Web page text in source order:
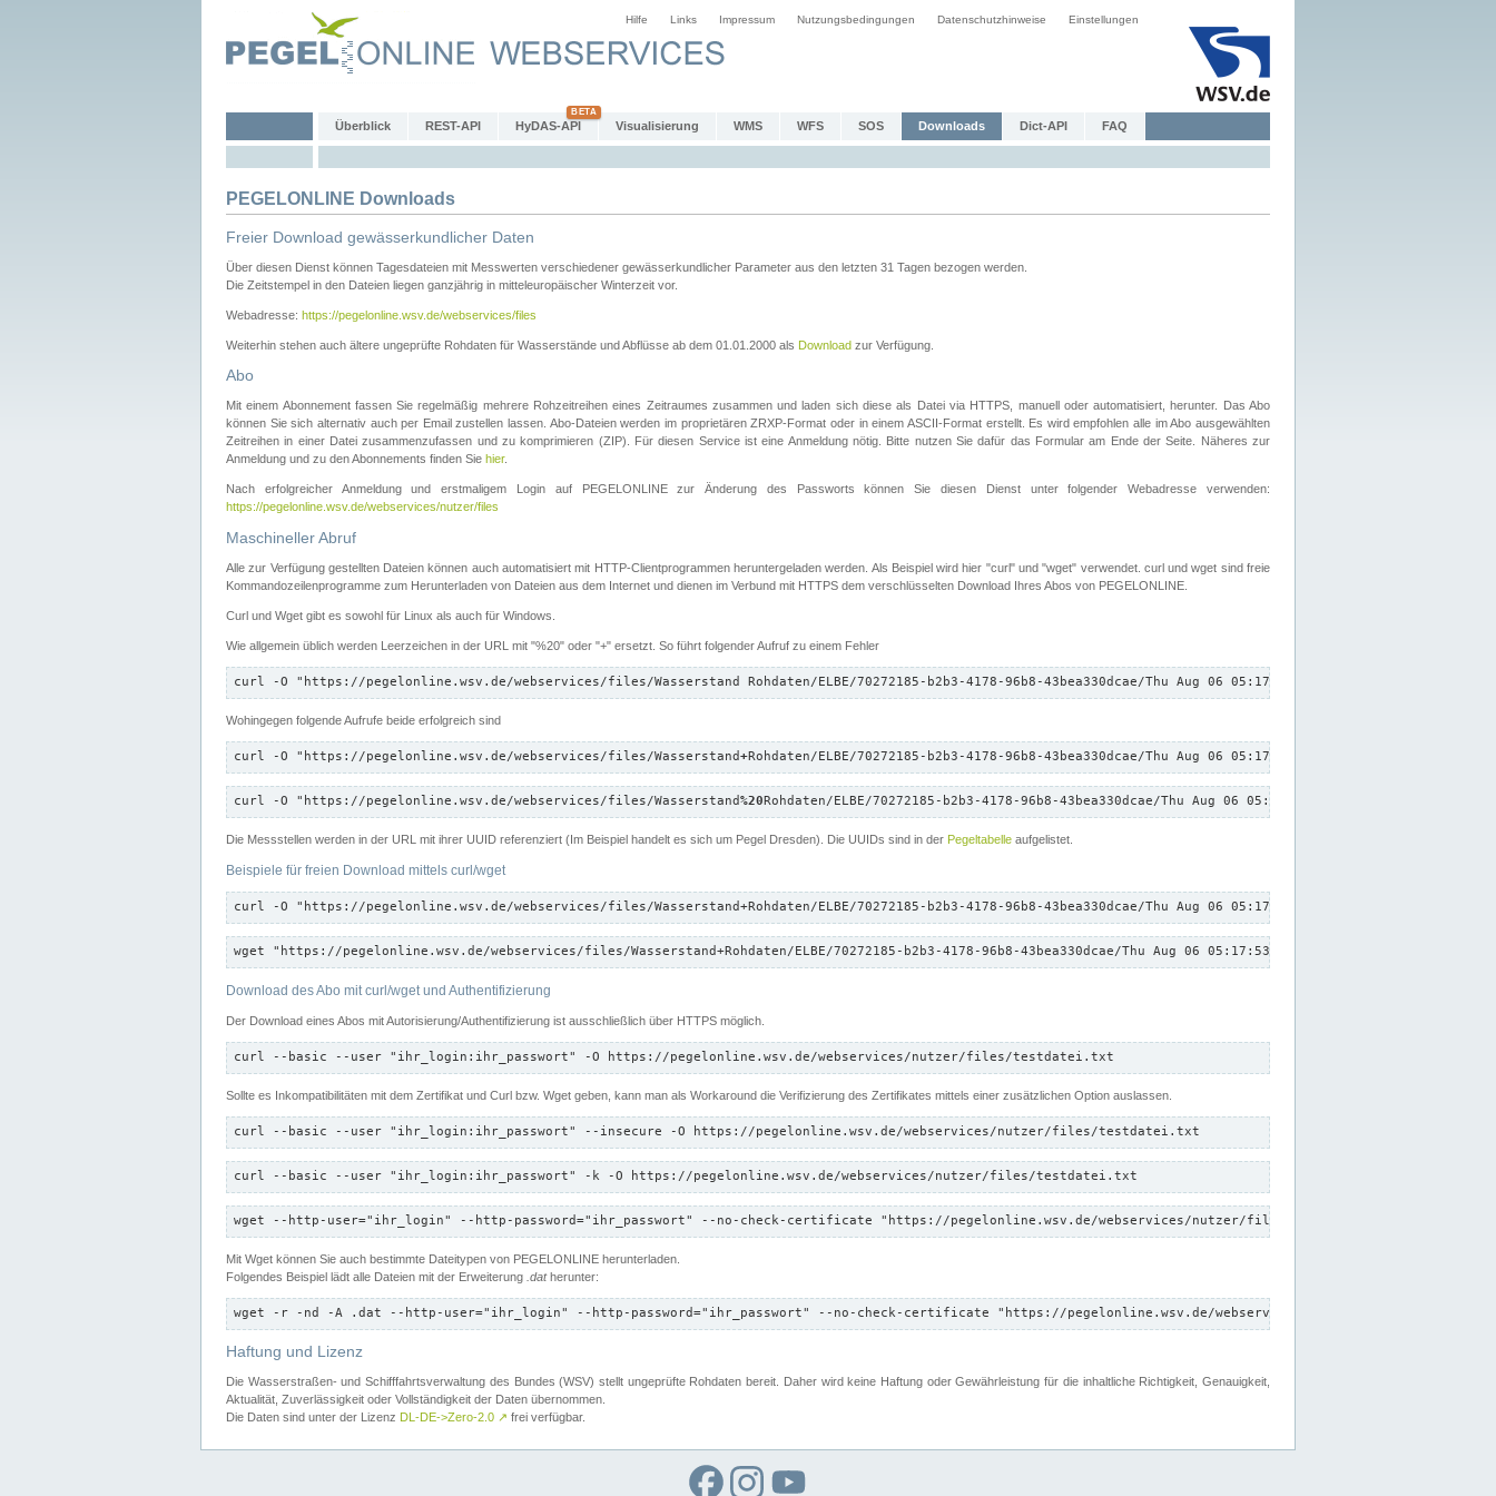
Hilfe Links Impressum Nutzungsbedingungen Datenschutzhinweise Einstellungen
Überblick REST-API HyDAS-API Visualisierung WMS WFS SOS Downloads Dict-API FAQ
PEGELONLINE Downloads
Freier Download gewässerkundlicher Daten
Über diesen Dienst können Tagesdateien mit Messwerten verschiedener gewässerkundlicher Parameter aus den letzten 31 Tagen bezogen werden.
Die Zeitstempel in den Dateien liegen ganzjährig in mitteleuropäischer Winterzeit vor.
Webadresse: https://pegelonline.wsv.de/webservices/files
Weiterhin stehen auch ältere ungeprüfte Rohdaten für Wasserstände und Abflüsse ab dem 01.01.2000 als Download zur Verfügung.
Abo
Mit einem Abonnement fassen Sie regelmäßig mehrere Rohzeitreihen eines Zeitraumes zusammen und laden sich diese als Datei via HTTPS, manuell oder automatisiert, herunter. Das Abo
können Sie sich alternativ auch per Email zustellen lassen. Abo-Dateien werden im proprietären ZRXP-Format oder in einem ASCII-Format erstellt. Es wird empfohlen alle im Abo ausgewählten
Zeitreihen in einer Datei zusammenzufassen und zu komprimieren (ZIP). Für diesen Service ist eine Anmeldung nötig. Bitte nutzen Sie dafür das Formular am Ende der Seite. Näheres zur
Anmeldung und zu den Abonnements finden Sie hier.
Nach erfolgreicher Anmeldung und erstmaligem Login auf PEGELONLINE zur Änderung des Passworts können Sie diesen Dienst unter folgender Webadresse verwenden:
https://pegelonline.wsv.de/webservices/nutzer/files
Maschineller Abruf
Alle zur Verfügung gestellten Dateien können auch automatisiert mit HTTP-Clientprogrammen heruntergeladen werden. Als Beispiel wird hier "curl" und "wget" verwendet. curl und wget sind freie
Kommandozeilenprogramme zum Herunterladen von Dateien aus dem Internet und dienen im Verbund mit HTTPS dem verschlüsselten Download Ihres Abos von PEGELONLINE.
Curl und Wget gibt es sowohl für Linux als auch für Windows.
Wie allgemein üblich werden Leerzeichen in der URL mit "%20" oder "+" ersetzt. So führt folgender Aufruf zu einem Fehler
curl -O "https://pegelonline.wsv.de/webservices/files/Wasserstand Rohdaten/ELBE/70272185-b2b3-4178-96b8-43bea330dcae/Thu Aug 06 05:17:53 CEST 2026/down.txt"
Wohingegen folgende Aufrufe beide erfolgreich sind
curl -O "https://pegelonline.wsv.de/webservices/files/Wasserstand+Rohdaten/ELBE/70272185-b2b3-4178-96b8-43bea330dcae/Thu Aug 06 05:17:53 CEST 2026/down.txt"
curl -O "https://pegelonline.wsv.de/webservices/files/Wasserstand%20Rohdaten/ELBE/70272185-b2b3-4178-96b8-43bea330dcae/Thu Aug 06 05:17:53 CEST 2026/down.txt"
Die Messstellen werden in der URL mit ihrer UUID referenziert (Im Beispiel handelt es sich um Pegel Dresden). Die UUIDs sind in der Pegeltabelle aufgelistet.
Beispiele für freien Download mittels curl/wget
curl -O "https://pegelonline.wsv.de/webservices/files/Wasserstand+Rohdaten/ELBE/70272185-b2b3-4178-96b8-43bea330dcae/Thu Aug 06 05:17:53 CEST 2026/down.txt"
wget "https://pegelonline.wsv.de/webservices/files/Wasserstand+Rohdaten/ELBE/70272185-b2b3-4178-96b8-43bea330dcae/Thu Aug 06 05:17:53 CEST 2026/down.txt"
Download des Abo mit curl/wget und Authentifizierung
Der Download eines Abos mit Autorisierung/Authentifizierung ist ausschließlich über HTTPS möglich.
curl --basic --user "ihr_login:ihr_passwort" -O https://pegelonline.wsv.de/webservices/nutzer/files/testdatei.txt
Sollte es Inkompatibilitäten mit dem Zertifikat und Curl bzw. Wget geben, kann man als Workaround die Verifizierung des Zertifikates mittels einer zusätzlichen Option auslassen.
curl --basic --user "ihr_login:ihr_passwort" --insecure -O https://pegelonline.wsv.de/webservices/nutzer/files/testdatei.txt
curl --basic --user "ihr_login:ihr_passwort" -k -O https://pegelonline.wsv.de/webservices/nutzer/files/testdatei.txt
wget --http-user="ihr_login" --http-password="ihr_passwort" --no-check-certificate "https://pegelonline.wsv.de/webservices/nutzer/files/testdatei.txt"
Mit Wget können Sie auch bestimmte Dateitypen von PEGELONLINE herunterladen.
Folgendes Beispiel lädt alle Dateien mit der Erweiterung .datherunter:
wget -r -nd -A .dat --http-user="ihr_login" --http-password="ihr_passwort" --no-check-certificate "https://pegelonline.wsv.de/webservices/nutzer/files"
Haftung und Lizenz
Die Wasserstraßen- und Schifffahrtsverwaltung des Bundes (WSV) stellt ungeprüfte Rohdaten bereit. Daher wird keine Haftung oder Gewährleistung für die inhaltliche Richtigkeit, Genauigkeit,
Aktualität, Zuverlässigkeit oder Vollständigkeit der Daten übernommen.
Die Daten sind unter der Lizenz DL-DE->Zero-2.0 ↗ frei verfügbar.